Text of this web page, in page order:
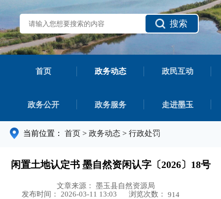
搜索
首页 政务动态 政民互动
政务公开 政务服务 走进墨玉
当前位置： 首页 > 政务动态 > 行政处罚
闲置土地认定书 墨自然资闲认字〔2026〕18号
文章来源： 墨玉县自然资源局
发布时间： 2026-03-11 13:03
浏览次数： 914